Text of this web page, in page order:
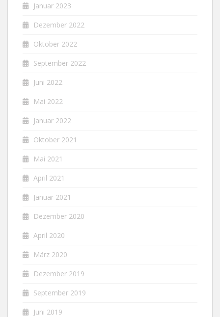
Januar 2023
Dezember 2022
Oktober 2022
September 2022
Juni 2022
Mai 2022
Januar 2022
Oktober 2021
Mai 2021
April 2021
Januar 2021
Dezember 2020
April 2020
März 2020
Dezember 2019
September 2019
Juni 2019